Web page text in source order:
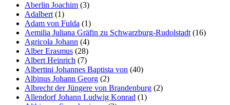
Aberlin Joachim (3)
Adalbert (1)
Adam von Fulda (1)
Aemilia Juliana Gräfin zu Schwarzburg-Rudolstadt (16)
Agricola Johann (4)
Alber Erasmus (28)
Albert Heinrich (7)
Albertini Johannes Baptista von (40)
Albinus Johann Georg (2)
Albrecht der Jüngere von Brandenburg (2)
Allendorf Johann Ludwig Konrad (1)